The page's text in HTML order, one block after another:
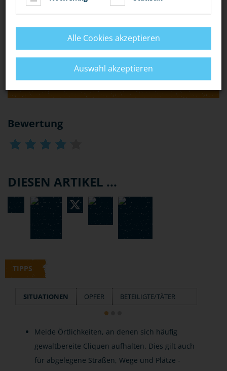
GEBEN?"
„IST ES NÖTIGUNG, WENN EIN LEHRER SEINE
SCHÜLER ZUR ERLEDIGUNG VON HAUSAUFGABEN
NACHDRÜCKLICH AUFFORDERT?“
Bewertung
DIESEN ARTIKEL ...
TIPPS
SITUATIONEN OPFER BETEILIGTE/TÄTER
Meide Örtlichkeiten, an denen sich häufig
gewaltbereite Cliquen aufhalten. Dies gilt auch
für abgelegene Straßen, Wege und Plätze -
Alle Cookies akzeptieren
Auswahl akzeptieren